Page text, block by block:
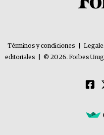
Términos y condiciones
editoriales
© 2026. Forbes